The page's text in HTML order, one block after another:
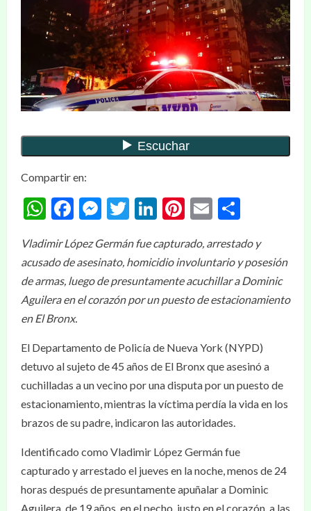
Compartir en:
WhatsApp
Facebook
Messenger
Twitter
LinkedIn
Pinterest
Email
Vladimir López Germán fue capturado, arrestado y
acusado de asesinato, homicidio involuntario y posesión
de armas, luego de presuntamente acuchillar a Dominic
Aguilera en el corazón por un puesto de estacionamiento
en El Bronx.
El Departamento de Policía de Nueva York (NYPD)
detuvo al sujeto de 45 años de El Bronx que asesinó a
cuchilladas a un vecino por una disputa por un puesto de
estacionamiento, mientras la víctima perdía la vida en los
brazos de su padre, indicaron las autoridades.
Identificado como Vladimir López Germán fue
capturado y arrestado el jueves en la noche, menos de 24
horas después de presuntamente apuñalar a Dominic
Aguilera, de 19 años, en el pecho, justo en el corazón, a las